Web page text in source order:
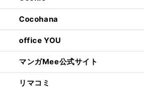
Cocohana
office YOU
マンガMee公式サイト
リマコミ